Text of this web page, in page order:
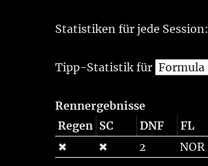
Statistiken für jede Session:
Tipp-Statistik für
Rennergebnisse
Regen SC DNF FL
✖
✖ 2 NOR